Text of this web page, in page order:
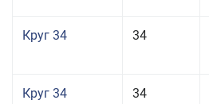
Круг 34 34
Круг 34 34